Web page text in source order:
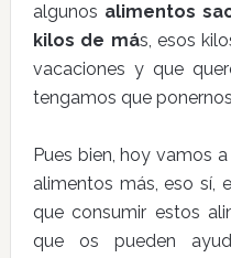
algunos alimentos
kilos de más, esos
vacaciones y que
tengamos que
Pues bien, hoy vamos
alimentos más, eso sí,
que consumir estos
que os pueden